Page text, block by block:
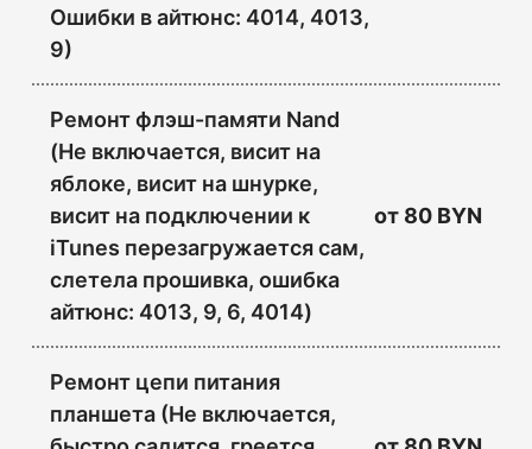
Ошибки в айтюнс: 4014, 4013,
9)
Ремонт флэш-памяти Nand
(Не включается, висит на
яблоке, висит на шнурке,
висит на подключении к
iTunes перезагружается сам,
слетела прошивка, ошибка
айтюнс: 4013, 9, 6, 4014)
от 80 BYN
Ремонт цепи питания
планшета (Не включается,